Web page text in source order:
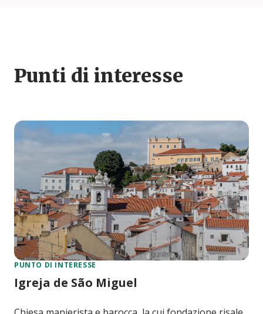
Punti di interesse
PUNTO DI INTERESSE
Igreja de São Miguel